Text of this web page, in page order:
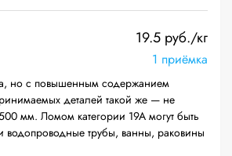
19.5 руб./кг
1 приёмка
но с повышенным содержанием
деталей такой же — не
мм. Ломом категории 19А могут быть
водопроводные трубы, ванны, раковины